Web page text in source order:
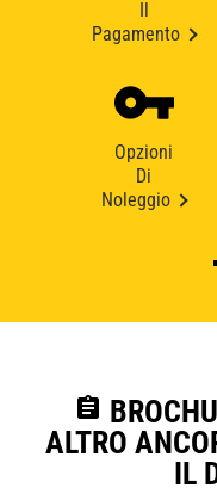
Pagamento
Opzioni
Di
Noleggio
assignment
ALTRO
IL